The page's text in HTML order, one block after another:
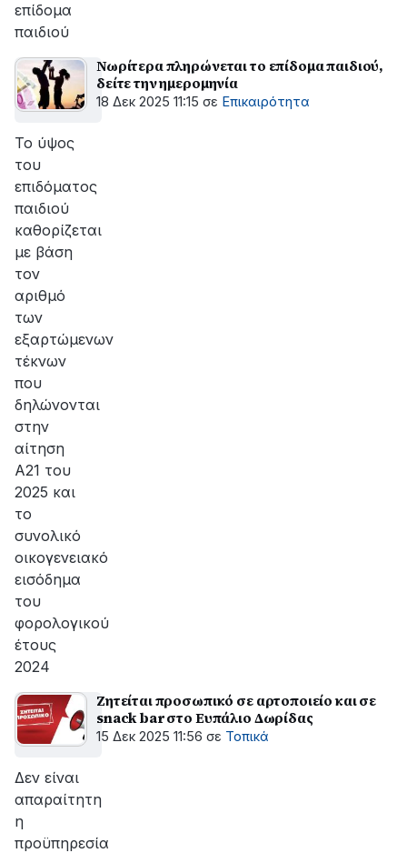
επίδομα
παιδιού
Νωρίτερα πληρώνεται το επίδομα παιδιού,
δείτε την ημερομηνία
18 Δεκ 2025 11:15 σε Επικαιρότητα
Το ύψος
του
επιδόματος
παιδιού
καθορίζεται
με βάση
τον
αριθμό
των
εξαρτώμενων
τέκνων
που
δηλώνονται
στην
αίτηση
Α21 του
2025 και
το
συνολικό
οικογενειακό
εισόδημα
του
φορολογικού
έτους
2024
Ζητείται προσωπικό σε αρτοποιείο και σε
snack bar στο Ευπάλιο Δωρίδας
15 Δεκ 2025 11:56 σε Τοπικά
Δεν είναι
απαραίτητη
η
προϋπηρεσία